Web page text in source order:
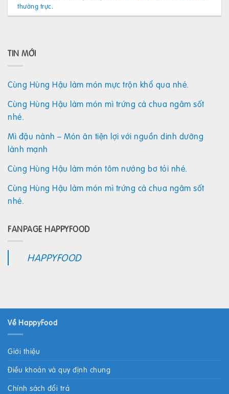
thường trực.
TIN MỚI
Cùng Hùng Hậu làm món mực trộn khổ qua nhé.
Cùng Hùng Hậu làm món mì trứng cà chua ngâm sốt
nhé.
Mì đậu nành – Món ăn tiện lợi với nguồn dinh dưỡng
lành mạnh
Cùng Hùng Hậu làm món tôm nướng bơ tỏi nhé.
Cùng Hùng Hậu làm món mì trứng cà chua ngâm sốt
nhé.
FANPAGE HAPPYFOOD
HAPPYFOOD
Về HappyFood
Giới thiệu
Điều khoản và quy định chung
Chính sách đổi trả